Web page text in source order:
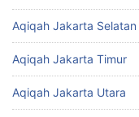
Aqiqah Jakarta Selatan
Aqiqah Jakarta Timur
Aqiqah Jakarta Utara